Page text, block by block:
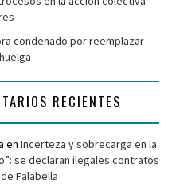
condenado por reemplazar
RECIENTES
en Incerteza y sobrecarga en la
se declaran ilegales contratos
Falabella